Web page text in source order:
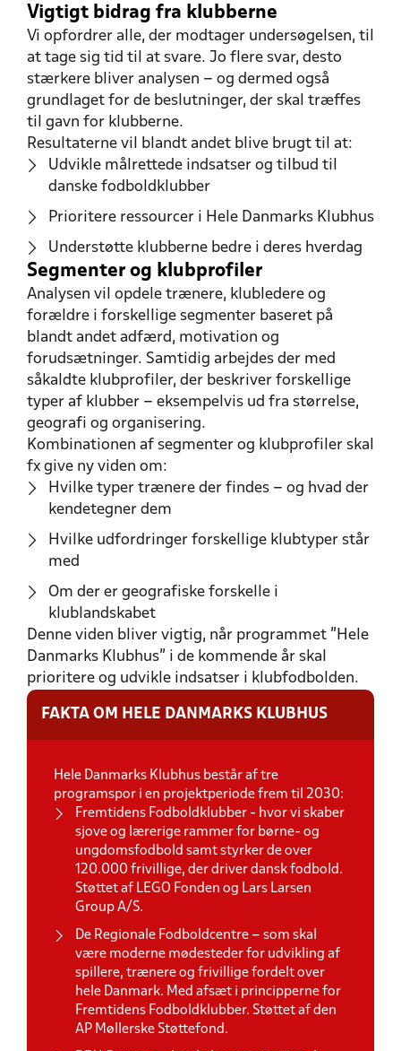
Vigtigt bidrag fra klubberne
Vi opfordrer alle, der modtager undersøgelsen, til
at tage sig tid til at svare. Jo flere svar, desto
stærkere bliver analysen – og dermed også
grundlaget for de beslutninger, der skal træffes
til gavn for klubberne.
Resultaterne vil blandt andet blive brugt til at:
Udvikle målrettede indsatser og tilbud til
danske fodboldklubber
Prioritere ressourcer i Hele Danmarks Klubhus
Understøtte klubberne bedre i deres hverdag
Segmenter og klubprofiler
Analysen vil opdele trænere, klubledere og
forældre i forskellige segmenter baseret på
blandt andet adfærd, motivation og
forudsætninger. Samtidig arbejdes der med
såkaldte klubprofiler, der beskriver forskellige
typer af klubber – eksempelvis ud fra størrelse,
geografi og organisering.
Kombinationen af segmenter og klubprofiler skal
fx give ny viden om:
Hvilke typer trænere der findes – og hvad der
kendetegner dem
Hvilke udfordringer forskellige klubtyper står
med
Om der er geografiske forskelle i
klublandskabet
Denne viden bliver vigtig, når programmet ”Hele
Danmarks Klubhus” i de kommende år skal
prioritere og udvikle indsatser i klubfodbolden.
FAKTA OM HELE DANMARKS KLUBHUS
Hele Danmarks Klubhus består af tre
programspor i en projektperiode frem til 2030:
Fremtidens Fodboldklubber - hvor vi skaber
sjove og lærerige rammer for børne- og
ungdomsfodbold samt styrker de over
120.000 frivillige, der driver dansk fodbold.
Støttet af LEGO Fonden og Lars Larsen
Group A/S.
De Regionale Fodboldcentre – som skal
være moderne mødesteder for udvikling af
spillere, trænere og frivillige fordelt over
hele Danmark. Med afsæt i principperne for
Fremtidens Fodboldklubber. Støttet af den
AP Møllerske Støttefond.